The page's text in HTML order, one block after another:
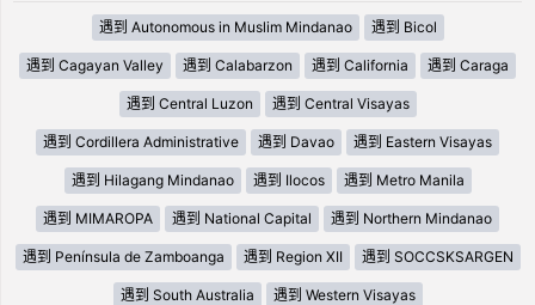
遇到 Autonomous in Muslim Mindanao 遇到 Bicol
遇到 Cagayan Valley 遇到 Calabarzon 遇到 California 遇到 Caraga
遇到 Central Luzon 遇到 Central Visayas
遇到 Cordillera Administrative 遇到 Davao 遇到 Eastern Visayas
遇到 Hilagang Mindanao 遇到 Ilocos 遇到 Metro Manila
遇到 MIMAROPA 遇到 National Capital 遇到 Northern Mindanao
遇到 Península de Zamboanga 遇到 Region XII 遇到 SOCCSKSARGEN
遇到 South Australia 遇到 Western Visayas